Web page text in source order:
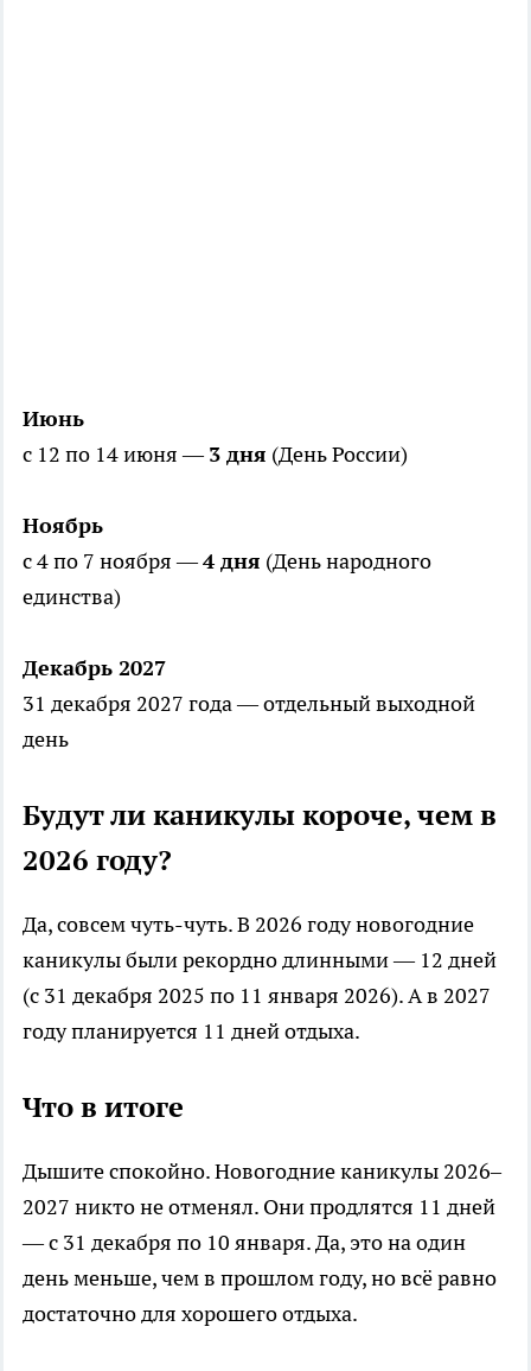
Июнь
с 12 по 14 июня —3 дня (День России)
Ноябрь
с 4 по 7 ноября —4 дня (День народного
единства)
Декабрь 2027
31 декабря 2027 года — отдельный выходной
день
Будут ли каникулы короче, чем в
2026 году?
Да, совсем чуть-чуть. В 2026 году новогодние
каникулы были рекордно длинными — 12 дней
(с 31 декабря 2025 по 11 января 2026). А в 2027
году планируется 11 дней отдыха.
Что в итоге
Дышите спокойно. Новогодние каникулы 2026–
2027 никто не отменял. Они продлятся 11 дней
— с 31 декабря по 10 января. Да, это на один
день меньше, чем в прошлом году, но всё равно
достаточно для хорошего отдыха.